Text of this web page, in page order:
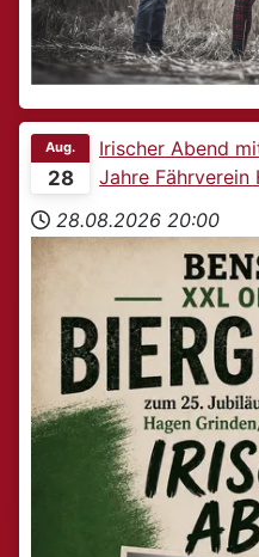
28
Aug.
Irischer Abend
Jahre Fährverein
28.08.2026 20:00